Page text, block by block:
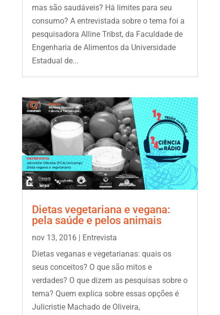
mas são saudáveis? Há limites para seu
consumo? A entrevistada sobre o tema foi a
pesquisadora Alline Tribst, da Faculdade de
Engenharia de Alimentos da Universidade
Estadual de...
Dietas vegetariana e vegana:
pela saúde e pelos animais
nov 13, 2016|
Entrevista
Dietas veganas e vegetarianas: quais os
seus conceitos? O que são mitos e
verdades? O que dizem as pesquisas sobre o
tema? Quem explica sobre essas opções é
Julicristie Machado de Oliveira,